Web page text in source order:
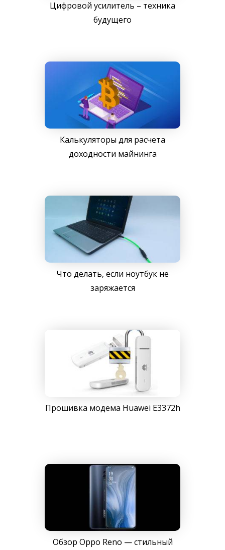
Цифровой усилитель – техника
будущего
Калькуляторы для расчета
доходности майнинга
Что делать, если ноутбук не
заряжается
Прошивка модема Huawei E3372h
Обзор Oppo Reno — стильный